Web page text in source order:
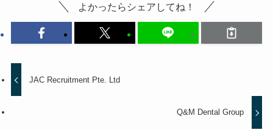
よかったらシェアしてね！
JAC Recruitment Pte. Ltd
Q&M Dental Group